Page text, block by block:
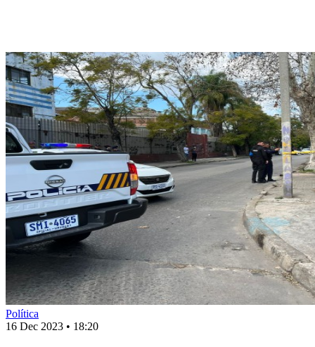
Política
16 Dec 2023 • 18:20